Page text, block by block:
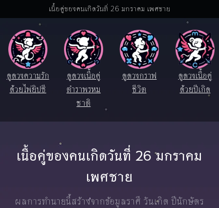
เนื้อคู่ของคนเกิดวันที่ 26 มกราคม เพศชาย
ดูดวงความรัก
ด้วยไพ่ยิปซี
ดูดวงเนื้อคู่
ตำราพรหม
ชาติ
ดูดวงกราฟ
ชีวิต
ดูดวงเนื้อคู่
ด้วยปีเกิด
เนื้อคู่ของคนเกิดวันที่ 26 มกราคม
เพศชาย
ผลการทำนายนี้สร้างจากข้อมูลราศี วันเกิด ปีนักษัตร